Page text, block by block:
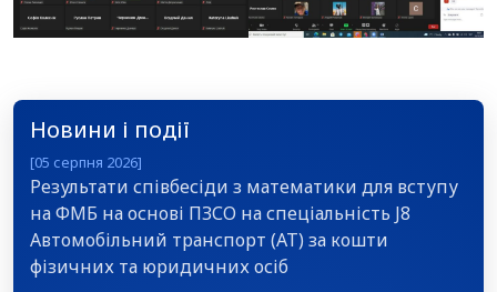
Новини і події
[05 серпня 2026]
Результати співбесіди з математики для вступу
на ФМБ на основі ПЗСО на спеціальність J8
Автомобільний транспорт (АТ) за кошти
фізичних та юридичних осіб